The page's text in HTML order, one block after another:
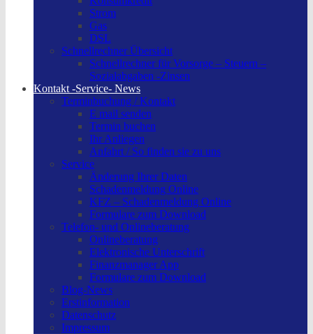
Strom
Gas
DSL
Schnellrechner Übersicht
Schnellrechner für Vorsorge – Steuern –
Sozialabgaben -Zinsen
Kontakt -Service- News
Terminbuchung / Kontakt
E mail senden
Termin buchen
Ihr Anliegen
Anfahrt / So finden sie zu uns
Service
Änderung Ihrer Daten
Schadenmeldung Online
KFZ – Schadenmeldung Online
Formulare zum Download
Telefon- und Onlineberatung
Onlineberatung
Elektronische Unterschrift
Finanzmanager App
Formulare zum Download
Blog-News
Erstinformation
Datenschutz
Impressum